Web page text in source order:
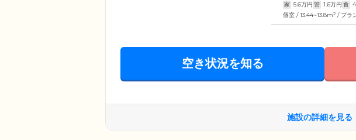
家 5.6万円 管 1.6万円 食
個室 / 13.44~13.8m2 / プラ
空き状況を知る
施設の詳細を見る